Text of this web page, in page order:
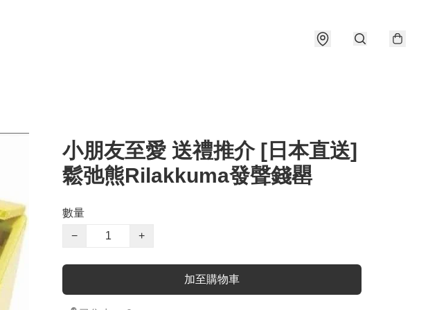
小朋友至愛 送禮推介 [日本直送]
鬆弛熊Rilakkuma發聲錢罌
數量
−
+
加至購物車